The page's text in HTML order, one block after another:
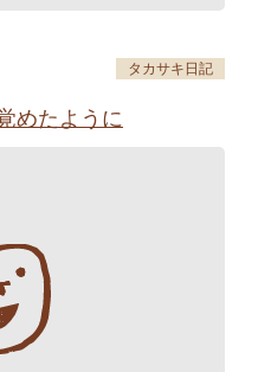
タカサキ日記
めたように